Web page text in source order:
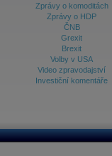
Zprávy o komoditách
Zprávy o HDP
ČNB
Grexit
Brexit
Volby v USA
Video zpravodajství
Investiční komentáře